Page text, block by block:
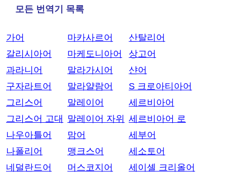
모든 번역기 목록
가어
갈리시아어
과라니어
구자라트어
그리스어
그리스어 고대
나우아틀어
나폴리어
네덜란드어
마카사르어
마케도니아어
말라가시어
말라얄람어
말레이어
말레이어 자위
맘어
맹크스어
머스코지어
산탈리어
상고어
샨어
S 크로아티아어
세르비아어
세르비아어 로
세부어
세소토어
세이셸 크리올어